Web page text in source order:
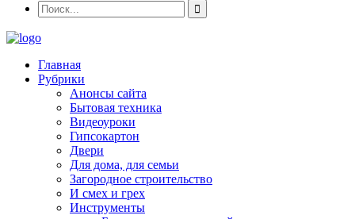
Главная
Рубрики
Анонсы сайта
Бытовая техника
Видеоуроки
Гипсокартон
Двери
Для дома, для семьи
Загородное строительство
И смех и грех
Инструменты